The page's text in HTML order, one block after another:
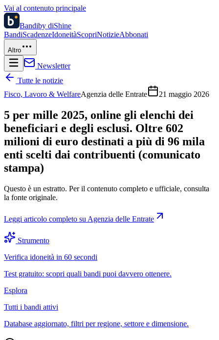
Vai al contenuto principale
Bandiby diShine
BandiScadenzeIdoneitàScopriNotizieAbbonati
Altro
Newsletter
Tutte le notizie
Fisco, Lavoro & WelfareAgenzia delle Entrate 21 maggio 2026
5 per mille 2025, online gli elenchi dei
beneficiari e degli esclusi. Oltre 602
milioni di euro destinati a più di 96 mila
enti scelti dai contribuenti (comunicato
stampa)
Questo è un estratto. Per il contenuto completo e ufficiale, consulta
la fonte originale.
Leggi articolo completo su Agenzia delle Entrate
Strumento
Verifica idoneità in 60 secondi
Test gratuito: scopri quali bandi puoi davvero ottenere.
Esplora
Tutti i bandi attivi
Database aggiornato, filtri per regione, settore e dimensione.